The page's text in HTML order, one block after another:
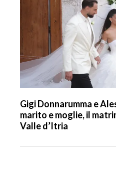
Gigi Donnarumma e
marito e moglie, il
Valle d’Itria